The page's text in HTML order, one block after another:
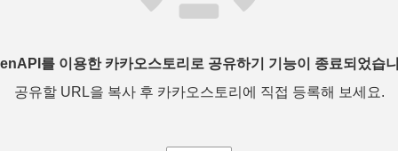
를 이용한 카카오스토리로 공유하기 기능이 종료되었습
공유할 URL을 복사 후 카카오스토리에 직접 등록해 보세요.